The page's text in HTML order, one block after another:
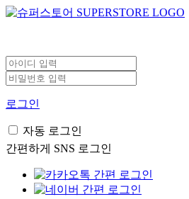
로그인
자동 로그인
간편하게 SNS 로그인